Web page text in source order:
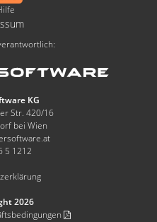
KG
Str. 420/16
bei Wien
5 1212
2026